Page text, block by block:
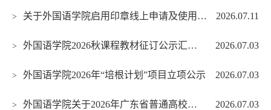
2026.07.11
> 关于外国语学院启用印章线上申请及使用流程的通知
2026.07.03
> 外国语学院2026秋课程教材征订公示汇总表
2026.07.03
> 外国语学院2026年“培根计划”项目立项公示
2026.07.03
> 外国语学院关于2026年广东省普通高校青年创新项目推荐排序的公示